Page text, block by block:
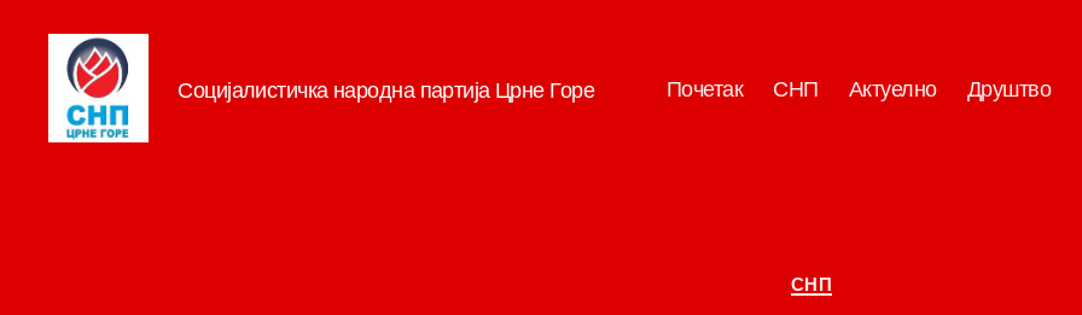
Социјалистичка народна партија Црне Горе Почетак СНП Актуелно Друштво
Категорије
СНП